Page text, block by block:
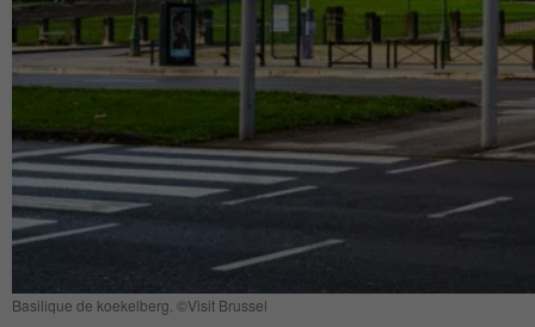
Basilique de koekelberg. ©Visit Brussel